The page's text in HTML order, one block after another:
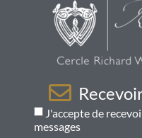
J'accepte de
messages